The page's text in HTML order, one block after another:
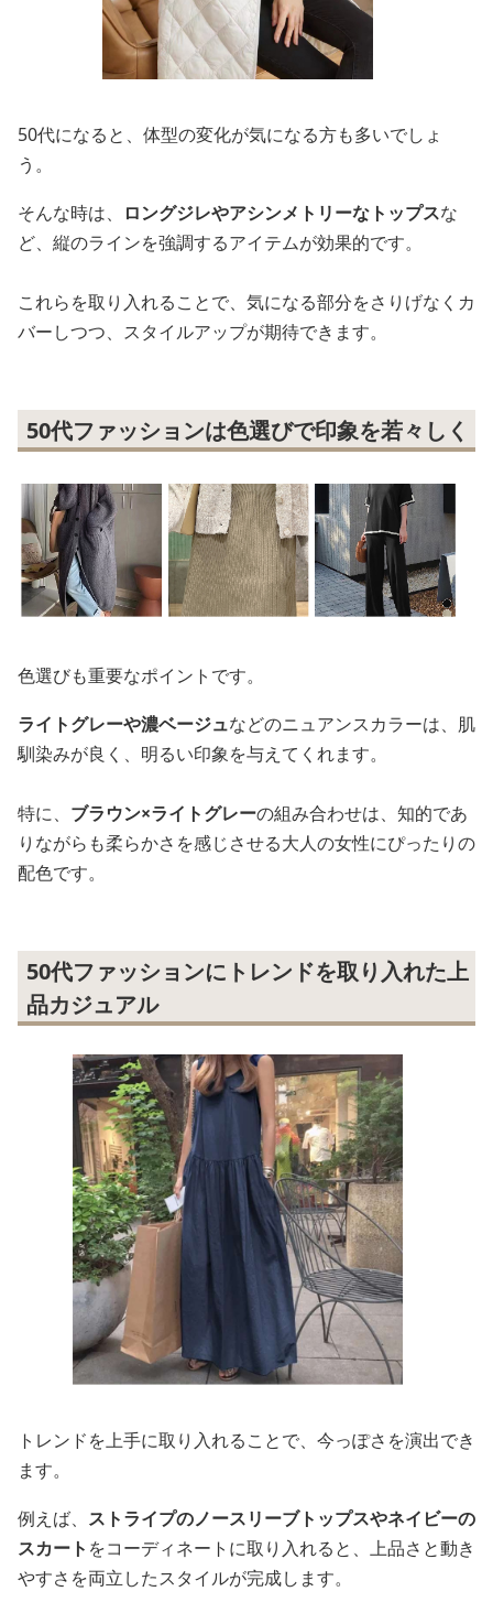
50代になると、体型の変化が気になる方も多いでしょ
う。
そんな時は、
ロングジレやアシンメトリーなトップスな
ど、縦のラインを強調するアイテムが効果的です。
これらを取り入れることで、気になる部分をさりげなくカ
バーしつつ、スタイルアップが期待できます。
50代ファッションは色選びで印象を若々しく
色選びも重要なポイントです。
ライトグレーや濃ベージュなどのニュアンスカラーは、肌
馴染みが良く、明るい印象を与えてくれます。
特に、 ブラウン×ライトグレーの組み合わせは、知的であ
りながらも柔らかさを感じさせる大人の女性にぴったりの
配色です。
50代ファッションにトレンドを取り入れた上
品カジュアル
トレンドを上手に取り入れることで、今っぽさを演出でき
ます。
例えば、 ストライプのノースリーブトップスやネイビーの
スカート をコーディネートに取り入れると、上品さと動き
やすさを両立したスタイルが完成します。